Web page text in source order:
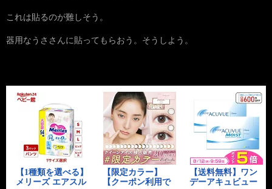
これは貼るのが難しそう。
器用なうささんに貼ってもらおう。そうしよう。